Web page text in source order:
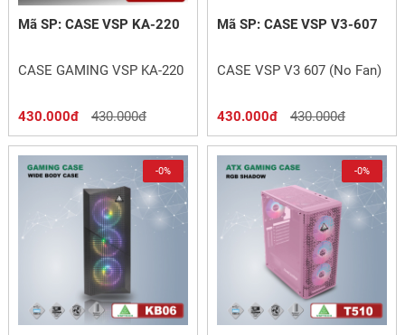
Mã SP: CASE VSP KA-220
CASE GAMING VSP KA-220
430.000đ 430.000đ
Mã SP: CASE VSP V3-607
CASE VSP V3 607 (No Fan)
430.000đ 430.000đ
-0% -0%